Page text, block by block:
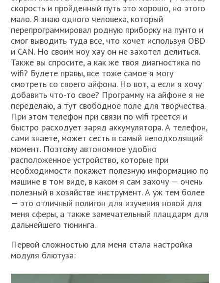
скорость и пройденный путь это хорошо, но этого
мало. Я знаю одного человека, который
перепрограммировал родную приборку на пунто и
смог выводить туда все, что хочет используя OBD
и CAN. Но своим ноу хау он не захотел делиться.
Также вы спросите, а как же твоя диагностика по
wifi? Будете правы, все тоже самое я могу
смотреть со своего айфона. Но вот, а если я хочу
добавить что-то свое? Программу на айфоне я не
переделаю, а тут свободное поле для творчества.
При этом телефон при связи по wifi греется и
быстро расходует заряд аккумулятора. А телефон,
сами знаете, может сесть в самый неподходящий
момент. Поэтому автономное удобно
расположенное устройство, которые при
необходимости покажет полезную информацию по
машине в том виде, в каком я сам захочу — очень
полезный в хозяйстве инструмент. А уж тем более
— это отличный полигон для изучения новой для
меня сферы, а также замечательный плацдарм для
дальнейшего тюнинга.
Первой сложностью для меня стала настройка
модуля блютуза: